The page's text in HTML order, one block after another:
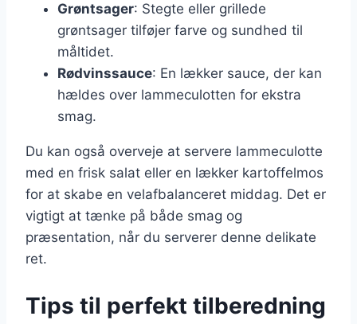
Grøntsager: Stegte eller grillede
grøntsager tilføjer farve og sundhed til
måltidet.
Rødvinssauce: En lækker sauce, der kan
hældes over lammeculotten for ekstra
smag.
Du kan også overveje at servere lammeculotte
med en frisk salat eller en lækker kartoffelmos
for at skabe en velafbalanceret middag. Det er
vigtigt at tænke på både smag og
præsentation, når du serverer denne delikate
ret.
Tips til perfekt tilberedning